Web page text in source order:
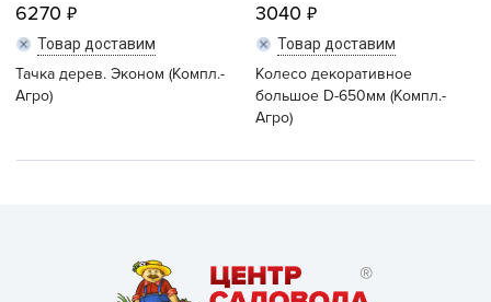
6270
Товар доставим
Тачка дерев. Эконом (Компл.-
Агро)
3040
Товар доставим
Колесо декоративное
большое D-650мм (Компл.-
Агро)